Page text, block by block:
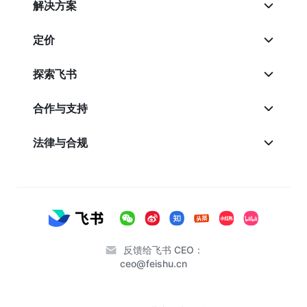
解决方案
定价
探索飞书
合作与支持
法律与合规
反馈给飞书 CEO：
ceo@feishu.cn